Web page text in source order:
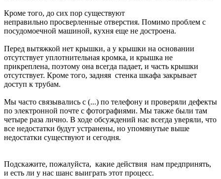
Кроме того, до сих пор существуют
неправильно просверленные отверстия. Помимо проблем с
посудомоечной машиной, кухня еще не достроена.
Перед вытяжкой нет крышки, а у крышки на основании
отсутствует уплотнительная кромка, и крышка не
прикреплена, поэтому она всегда падает, и часть крышки
отсутствует. Кроме того, задняя стенка шкафа закрывает
доступ к трубам.
Мы часто связывались с (...) по телефону и проверяли дефекты
по электронной почте с фотографиями. Мы также были там
четыре раза лично. В ходе обсуждений нас всегда уверяли, что
все недостатки будут устранены, но упомянутые выше
недостатки существуют и сегодня.
Подскажите, пожалуйста, какие действия нам предпринять,
и есть ли у нас шанс выиграть этот процесс.